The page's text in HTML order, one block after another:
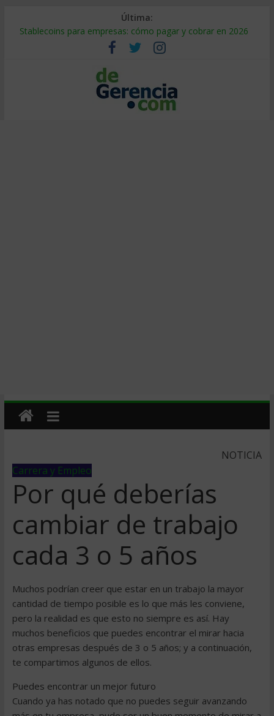
Última:
Stablecoins para empresas: cómo pagar y cobrar en 2026
Despido silencioso: qué es y por qué sale tan caro
IA en selección de personal: cómo auditarla a tiempo
Trabajo forzoso en la cadena de suministro: qué hacer
Mercado hispano de EE. UU.: cómo segmentarlo y venderle
NOTICIA
Carrera y Empleo
Por qué deberías
cambiar de trabajo
cada 3 o 5 años
Muchos podrían creer que estar en un trabajo la mayor
cantidad de tiempo posible es lo que más les conviene,
pero la realidad es que esto no siempre es así. Hay
muchos beneficios que puedes encontrar el mirar hacia
otras empresas después de 3 o 5 años; y a continuación,
te compartimos algunos de ellos.
Puedes encontrar un mejor futuro
Cuando ya has notado que no puedes seguir avanzando